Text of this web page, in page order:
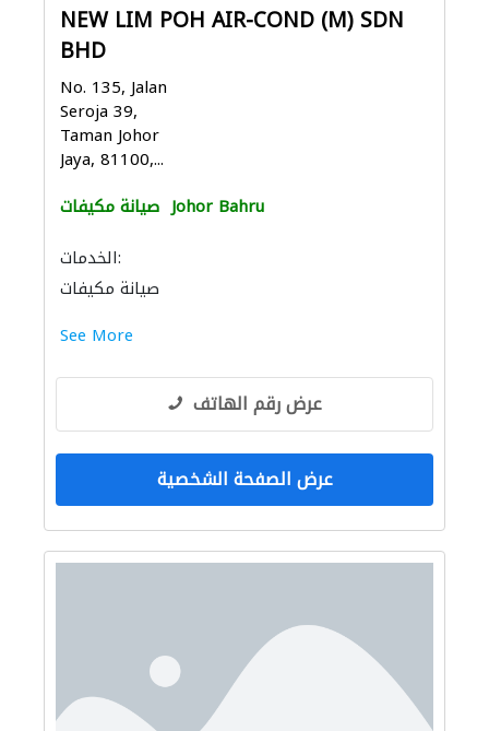
NEW LIM POH AIR-COND (M) SDN
BHD
No. 135, Jalan
Seroja 39,
Taman Johor
Jaya, 81100,...
صيانة مكيفات Johor Bahru
الخدمات:
صيانة مكيفات
See More
عرض رقم الهاتف
عرض الصفحة الشخصية